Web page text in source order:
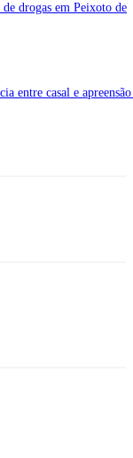
drogas em Peixoto de
entre casal e apreensão